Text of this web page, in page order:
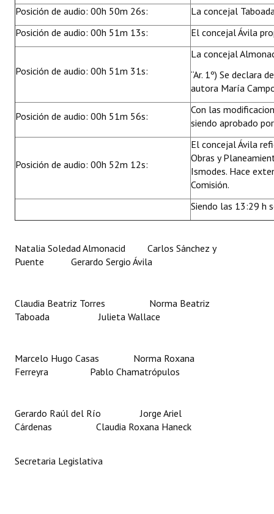
Posición de audio: 00h 50m 26s:
La concejal
Posición de audio: 00h 51m 13s:
El concejal Ávila
Posición de audio: 00h 51m 31s:
La concejal
“Ar. 1º) Se declara
autora María
Posición de audio: 00h 51m 56s:
Con las
siendo aprobado
Posición de audio: 00h 52m 12s:
El concejal Ávila
Obras y
Ismodes. Hace
Comisión.
Siendo las 13:29 h
Natalia Soledad Almonacid Carlos Sánchez y
Puente Gerardo Sergio Ávila
Claudia Beatriz Torres Norma Beatriz
Taboada Julieta Wallace
Marcelo Hugo Casas Norma Roxana
Ferreyra Pablo Chamatrópulos
Gerardo Raúl del Río Jorge Ariel
Cárdenas Claudia Roxana Haneck
Secretaria Legislativa